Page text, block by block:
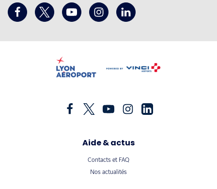
Aide & actus
Contacts et FAQ
Nos actualités